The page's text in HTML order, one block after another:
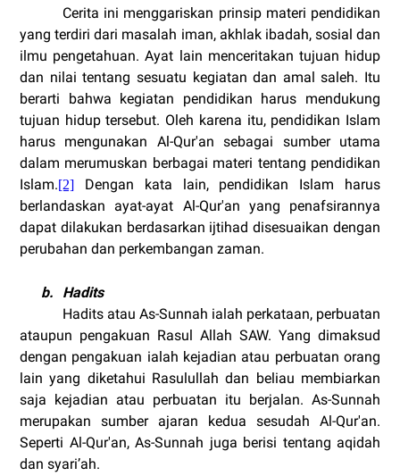
Cerita ini menggariskan prinsip materi pendidikan
yang terdiri dari masalah iman, akhlak ibadah, sosial dan
ilmu pengetahuan. Ayat lain menceritakan tujuan hidup
dan nilai tentang sesuatu kegiatan dan amal saleh. Itu
berarti bahwa kegiatan pendidikan harus mendukung
tujuan hidup tersebut. Oleh karena itu, pendidikan Islam
harus mengunakan Al-Qur'an sebagai sumber utama
dalam merumuskan berbagai materi tentang pendidikan
Islam.[2] Dengan kata lain, pendidikan Islam harus
berlandaskan ayat-ayat Al-Qur'an yang penafsirannya
dapat dilakukan berdasarkan ijtihad disesuaikan dengan
perubahan dan perkembangan zaman.
b.
Hadits
Hadits atau As-Sunnah ialah perkataan, perbuatan
ataupun pengakuan Rasul Allah SAW. Yang dimaksud
dengan pengakuan ialah kejadian atau perbuatan orang
lain yang diketahui Rasulullah dan beliau membiarkan
saja kejadian atau perbuatan itu berjalan. As-Sunnah
merupakan sumber ajaran kedua sesudah Al-Qur'an.
Seperti Al-Qur'an, As-Sunnah juga berisi tentang aqidah
dan syari’ah.